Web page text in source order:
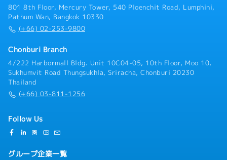
801 8th Floor, Mercury Tower, 540 Ploenchit Road, Lumphini,
Pathum Wan, Bangkok 10330
(+66) 02-253-9800
Chonburi Branch
4/222 Harbormall Bldg. Unit 10C04-05, 10th Floor, Moo 10,
Sukhumvit Road Thungsukhla, Sriracha, Chonburi 20230
Thailand
(+66) 03-811-1256
Follow Us
グループ企業一覧